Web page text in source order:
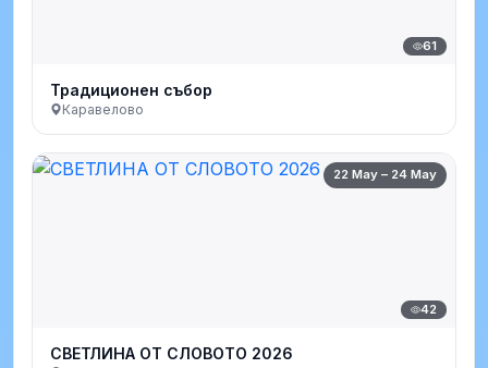
61
Традиционен събор
Каравелово
22 May – 24 May
42
СВЕТЛИНА ОТ СЛОВОТО 2026